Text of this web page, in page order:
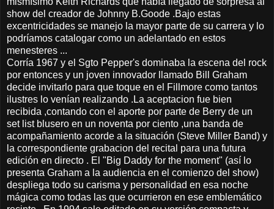
show del creador de Johnny B.Goode .Bajo estas
excentricidades se manejo la mayor parte de su carrera y lo
podríamos catalogar como un adelantado en estos
menesteres ...
Corría 1967 y el Sgto Pepper's dominaba la escena del rock
por entonces y un joven innovador llamado Bill Graham
decide invitarlo para que toque en el Fillmore como tantos
ilustres lo venían realizando .La aceptacion fue bien
recibida ,contando con el aporte por parte de Berry de un
set list blusero en un noventa por ciento ,una banda de
acompañamiento acorde a la situación (Steve Miller Band) y
la correspondiente grabacion del recital para una futura
edición en directo . El "Big Daddy for the moment" (así lo
presenta Graham a la audiencia en el comienzo del show)
despliega todo su carisma y personalidad en esa noche
mágica como todas las que ocurrieron en ese emblemático